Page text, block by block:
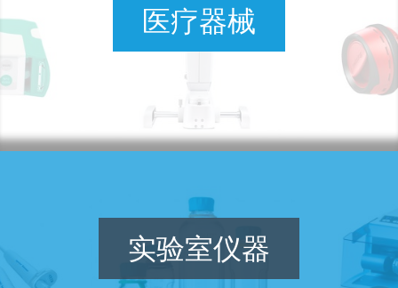
医疗器械
实验室仪器